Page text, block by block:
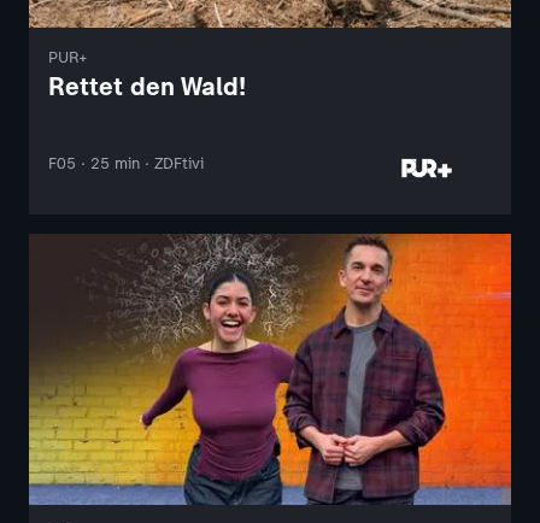
PUR+
Rettet den Wald!
F05 · 25 min · ZDFtivi